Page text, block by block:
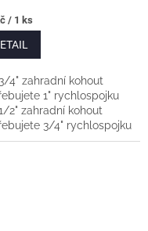
/ 1 ks
4" zahradní kohout
1" rychlospojku
2" zahradní kohout
3/4" rychlospojku